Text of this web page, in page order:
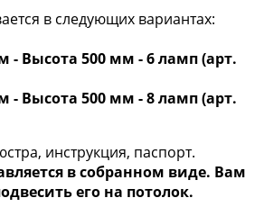
в следующих вариантах:
Высота 500 мм - 6 ламп (арт.
Высота 500 мм - 8 ламп (арт.
инструкция, паспорт.
в собранном виде. Вам
его на потолок.